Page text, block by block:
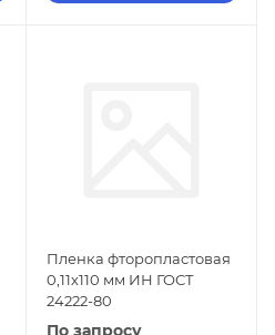
Пленка фторопластовая
0,11х110 мм ИН ГОСТ
24222-80
По запросу